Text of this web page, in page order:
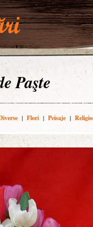
Paşte
| Flori | Peisaje |